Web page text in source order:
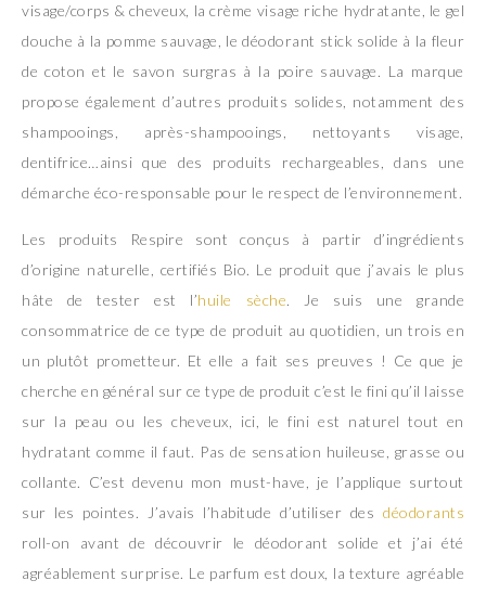
visage/corps & cheveux, la crème visage riche hydratante, le gel
douche à la pomme sauvage, le déodorant stick solide à la fleur
de coton et le savon surgras à la poire sauvage. La marque
propose également d’autres produits solides, notamment des
shampooings, après-shampooings, nettoyants visage,
dentifrice…ainsi que des produits rechargeables, dans une
démarche éco-responsable pour le respect de l’environnement.
Les produits Respire sont conçus à partir d’ingrédients
d’origine naturelle, certifiés Bio. Le produit que j’avais le plus
hâte de tester est l’huile sèche. Je suis une grande
consommatrice de ce type de produit au quotidien, un trois en
un plutôt prometteur. Et elle a fait ses preuves ! Ce que je
cherche en général sur ce type de produit c’est le fini qu’il laisse
sur la peau ou les cheveux, ici, le fini est naturel tout en
hydratant comme il faut. Pas de sensation huileuse, grasse ou
collante. C’est devenu mon must-have, je l’applique surtout
sur les pointes. J’avais l’habitude d’utiliser des déodorants
roll-on avant de découvrir le déodorant solide et j’ai été
agréablement surprise. Le parfum est doux, la texture agréable